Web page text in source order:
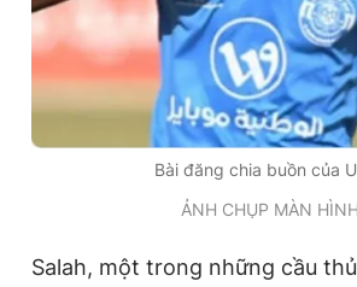
Bài đăng chia buồn của
ẢNH CHỤP MÀN HÌNH
Salah, một trong những cầu